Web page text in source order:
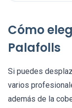
Cómo
Palafolls
Si puedes
varios
además de la